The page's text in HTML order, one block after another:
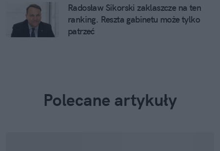
Radosław Sikorski zaklaszcze na ten
ranking. Reszta gabinetu może tylko
patrzeć
Polecane artykuły